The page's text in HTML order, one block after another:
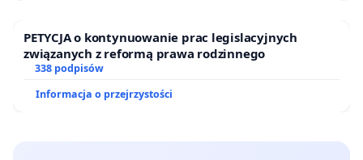
PETYCJA o kontynuowanie prac legislacyjnych
związanych z reformą prawa rodzinnego
338 podpisów
Informacja o przejrzystości